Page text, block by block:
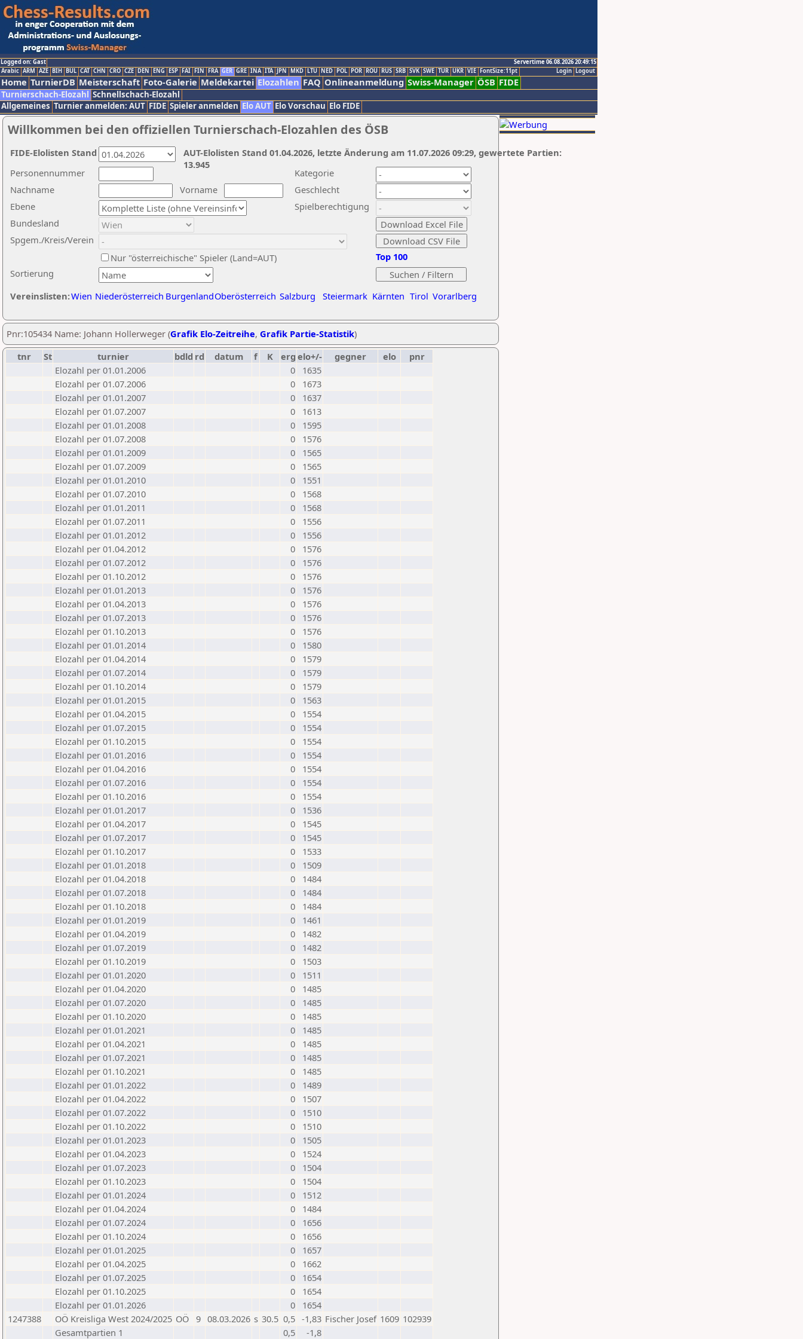
Logged on: Gast
Servertime 06.08.2026 20:49:15
Logout
Login
Arabic ARM AZE BIH BUL CAT CHN CRO CZE DEN ENG ESP FAI FIN FRA GER GRE INA ITA JPN MKD LTU NED POL POR ROU RUS SRB SVK SWE TUR UKR VIE FontSize:11pt
Home TurnierDB Meisterschaft Foto-Galerie Meldekartei Elozahlen FAQ Onlineanmeldung Swiss-Manager ÖSB FIDE
Turnierschach-Elozahl Schnellschach-Elozahl
Allgemeines Turnier anmelden: AUT FIDE Spieler anmelden Elo AUT Elo Vorschau Elo FIDE
Willkommen bei den offiziellen Turnierschach-Elozahlen des ÖSB
Nachname
Vorname
Ebene
Kategorie
Sortierung
Personennummer
Bundesland
Spgem./Kreis/Verein
Geschlecht
Nur "österreichische" Spieler (Land=AUT)
Spielberechtigung
Vereinslisten:Wien Niederösterreich BurgenlandOberösterreich Salzburg Steiermark Kärnten Tirol Vorarlberg
Top 100
AUT-Elolisten Stand 01.04.2026, letzte Änderung am 11.07.2026 09:29, gewertete Partien:
13.945
FIDE-Elolisten Stand
Pnr:105434 Name: Johann Hollerweger (Grafik Elo-Zeitreihe, Grafik Partie-Statistik)
tnr
St turnier bdld rd datum f K erg elo+/- gegner elo
pnr
Elozahl per 01.01.2006
0
1635
Elozahl per 01.07.2006
0
1673
Elozahl per 01.01.2007
0
1637
Elozahl per 01.07.2007
0
1613
Elozahl per 01.01.2008
0
1595
Elozahl per 01.07.2008
0
1576
Elozahl per 01.01.2009
0
1565
Elozahl per 01.07.2009
0
1565
Elozahl per 01.01.2010
0
1551
Elozahl per 01.07.2010
0
1568
Elozahl per 01.01.2011
0
1568
Elozahl per 01.07.2011
0
1556
Elozahl per 01.01.2012
0
1556
Elozahl per 01.04.2012
0
1576
Elozahl per 01.07.2012
0
1576
Elozahl per 01.10.2012
0
1576
Elozahl per 01.01.2013
0
1576
Elozahl per 01.04.2013
0
1576
Elozahl per 01.07.2013
0
1576
Elozahl per 01.10.2013
0
1576
Elozahl per 01.01.2014
0
1580
Elozahl per 01.04.2014
0
1579
Elozahl per 01.07.2014
0
1579
Elozahl per 01.10.2014
0
1579
Elozahl per 01.01.2015
0
1563
Elozahl per 01.04.2015
0
1554
Elozahl per 01.07.2015
0
1554
Elozahl per 01.10.2015
0
1554
Elozahl per 01.01.2016
0
1554
Elozahl per 01.04.2016
0
1554
Elozahl per 01.07.2016
0
1554
Elozahl per 01.10.2016
0
1554
Elozahl per 01.01.2017
0
1536
Elozahl per 01.04.2017
0
1545
Elozahl per 01.07.2017
0
1545
Elozahl per 01.10.2017
0
1533
Elozahl per 01.01.2018
0
1509
Elozahl per 01.04.2018
0
1484
Elozahl per 01.07.2018
0
1484
Elozahl per 01.10.2018
0
1484
Elozahl per 01.01.2019
0
1461
Elozahl per 01.04.2019
0
1482
Elozahl per 01.07.2019
0
1482
Elozahl per 01.10.2019
0
1503
Elozahl per 01.01.2020
0
1511
Elozahl per 01.04.2020
0
1485
Elozahl per 01.07.2020
0
1485
Elozahl per 01.10.2020
0
1485
Elozahl per 01.01.2021
0
1485
Elozahl per 01.04.2021
0
1485
Elozahl per 01.07.2021
0
1485
Elozahl per 01.10.2021
0
1485
Elozahl per 01.01.2022
0
1489
Elozahl per 01.04.2022
0
1507
Elozahl per 01.07.2022
0
1510
Elozahl per 01.10.2022
0
1510
Elozahl per 01.01.2023
0
1505
Elozahl per 01.04.2023
0
1524
Elozahl per 01.07.2023
0
1504
Elozahl per 01.10.2023
0
1504
Elozahl per 01.01.2024
0
1512
Elozahl per 01.04.2024
0
1484
Elozahl per 01.07.2024
0
1656
Elozahl per 01.10.2024
0
1656
Elozahl per 01.01.2025
0
1657
Elozahl per 01.04.2025
0
1662
Elozahl per 01.07.2025
0
1654
Elozahl per 01.10.2025
0
1654
Elozahl per 01.01.2026
0
1654
1247388
OÖ Kreisliga West 2024/2025 OÖ 9 08.03.2026 s 30.5 0,5 -1,83 Fischer Josef 1609 102939
Gesamtpartien 1
0,5 -1,8